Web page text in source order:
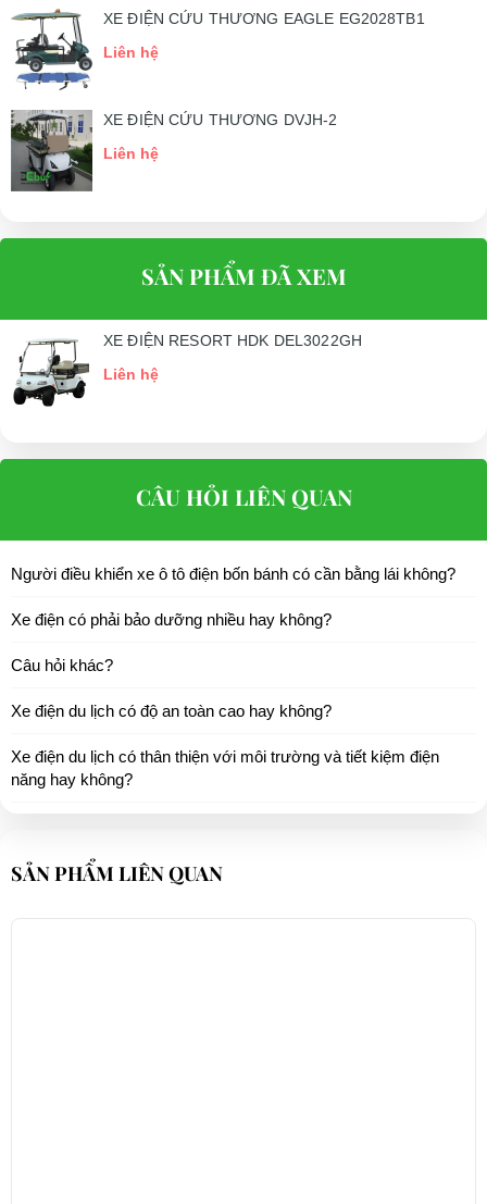
XE ĐIỆN CỨU THƯƠNG EAGLE EG2028TB1
Liên hệ
XE ĐIỆN CỨU THƯƠNG DVJH-2
Liên hệ
SẢN PHẨM ĐÃ XEM
XE ĐIỆN RESORT HDK DEL3022GH
Liên hệ
CÂU HỎI LIÊN QUAN
Người điều khiển xe ô tô điện bốn bánh có cần bằng lái không?
Xe điện có phải bảo dưỡng nhiều hay không?
Câu hỏi khác?
Xe điện du lịch có độ an toàn cao hay không?
Xe điện du lịch có thân thiện với môi trường và tiết kiệm điện
năng hay không?
SẢN PHẨM LIÊN QUAN